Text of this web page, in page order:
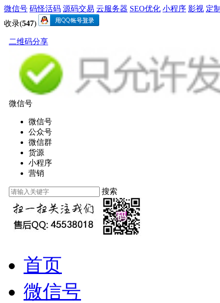
微信号 码怪活码 源码交易 云服务器 SEO优化 小程序 影视 定
收录(547)
二维码分享
微信号
微信号
公众号
微信群
货源
小程序
营销
搜索
首页
微信号